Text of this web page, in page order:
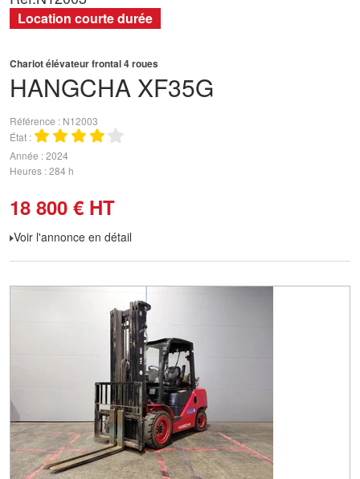
HANGCHA XF35G
Chariot élévateur frontal 4 roues
Référence
N12003
État
Année 2024
Heures 284 h
18 800 € HT
Voir l'annonce en détail
Location courte durée